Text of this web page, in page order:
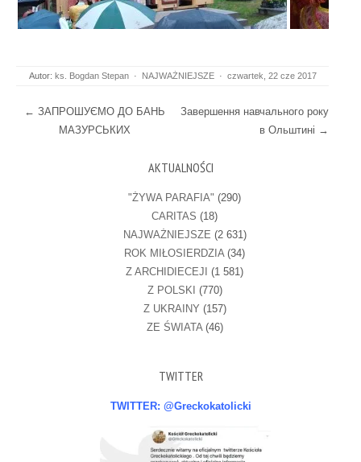
Autor: ks. Bogdan Stepan · NAJWAŻNIEJSZE · czwartek, 22 cze 2017
Post navigation
← ЗАПРОШУЄМО ДО БАНЬ
МАЗУРСЬКИХ
Завершення навчального року
в Ольштині →
AKTUALNOŚCI
"ŻYWA PARAFIA" (290)
CARITAS (18)
NAJWAŻNIEJSZE (2 631)
ROK MIŁOSIERDZIA (34)
Z ARCHIDIECEJI (1 581)
Z POLSKI (770)
Z UKRAINY (157)
ZE ŚWIATA(46)
TWITTER
TWITTER: @Greckokatolicki